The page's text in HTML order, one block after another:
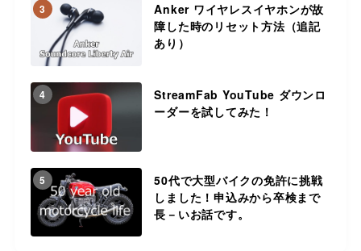
3
Anker ワイヤレスイヤホンが故
障した時のリセット方法（追記
あり）
4
StreamFab YouTube ダウンロ
ーダーを試してみた！
5
50代で大型バイクの免許に挑戦
しました！申込みから卒検まで
長－いお話です。